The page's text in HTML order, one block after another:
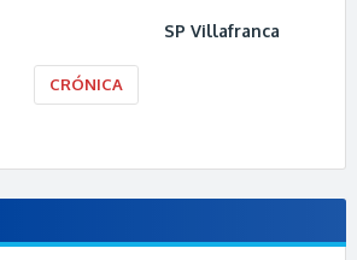
SP Villafranca
CRÓNICA